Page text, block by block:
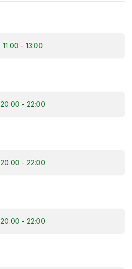
11:00 - 13:00
20:00 - 22:00
20:00 - 22:00
20:00 - 22:00